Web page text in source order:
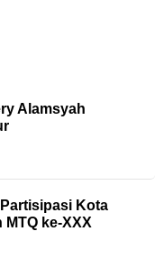
Alamsyah
Kota
ke-XXX